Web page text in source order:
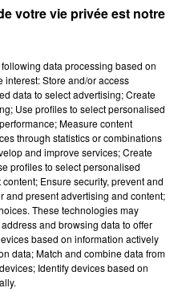
recule à 5,1 % en Tunisie !
: l’Algérie décroche, le
Tunisie...
tués en juillet, le bilan
plus lourd de...
votre vie privée est notre
data processing based on
Store and/or access
data to select advertising; Create
Use profiles to select personalised
Measure content
through statistics or combinations
and improve services; Create
profiles to select personalised
Ensure security, prevent and
and present advertising and content;
These technologies may
and browsing data to offer
based on information actively
data; Match and combine data from
Identify devices based on